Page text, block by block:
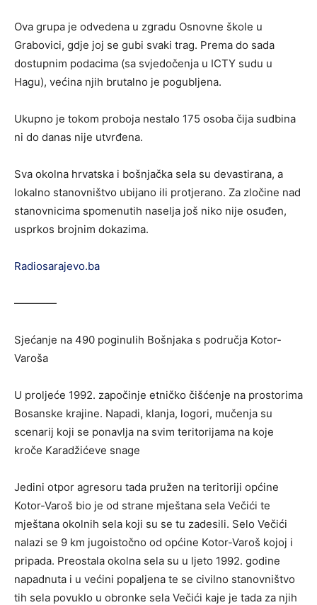
Ova grupa je odvedena u zgradu Osnovne škole u
Grabovici, gdje joj se gubi svaki trag. Prema do sada
dostupnim podacima (sa svjedočenja u ICTY sudu u
Hagu), većina njih brutalno je pogubljena.
Ukupno je tokom proboja nestalo 175 osoba čija sudbina
ni do danas nije utvrđena.
Sva okolna hrvatska i bošnjačka sela su devastirana, a
lokalno stanovništvo ubijano ili protjerano. Za zločine nad
stanovnicima spomenutih naselja još niko nije osuđen,
usprkos brojnim dokazima.
Radiosarajevo.ba
————
Sjećanje na 490 poginulih Bošnjaka s područja Kotor-
Varoša
U proljeće 1992. započinje etničko čišćenje na prostorima
Bosanske krajine. Napadi, klanja, logori, mučenja su
scenarij koji se ponavlja na svim teritorijama na koje
kroče Karadžićeve snage
Jedini otpor agresoru tada pružen na teritoriji općine
Kotor-Varoš bio je od strane mještana sela Večići te
mještana okolnih sela koji su se tu zadesili. Selo Večići
nalazi se 9 km jugoistočno od općine Kotor-Varoš kojoj i
pripada. Preostala okolna sela su u ljeto 1992. godine
napadnuta i u većini popaljena te se civilno stanovništvo
tih sela povuklo u obronke sela Večići kaje je tada za njih